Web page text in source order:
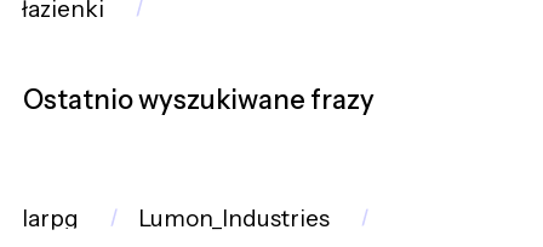
łazienki
Ostatnio wyszukiwane frazy
larpg
Lumon_Industries